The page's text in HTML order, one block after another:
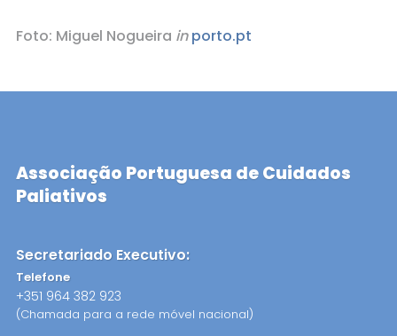
Foto: Miguel Nogueira inporto.pt
Associação Portuguesa de Cuidados
Paliativos
Secretariado Executivo:
Telefone
+351 964 382 923
(Chamada para a rede móvel nacional)